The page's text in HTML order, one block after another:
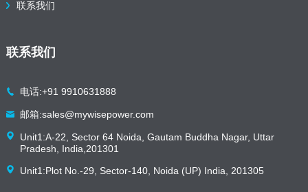
联系我们
联系我们
电话:+91 9910631888
邮箱:sales@mywisepower.com
Unit1:A-22, Sector 64 Noida, Gautam Buddha Nagar, Uttar
Pradesh, India,201301
Unit1:Plot No.-29, Sector-140, Noida (UP) India, 201305